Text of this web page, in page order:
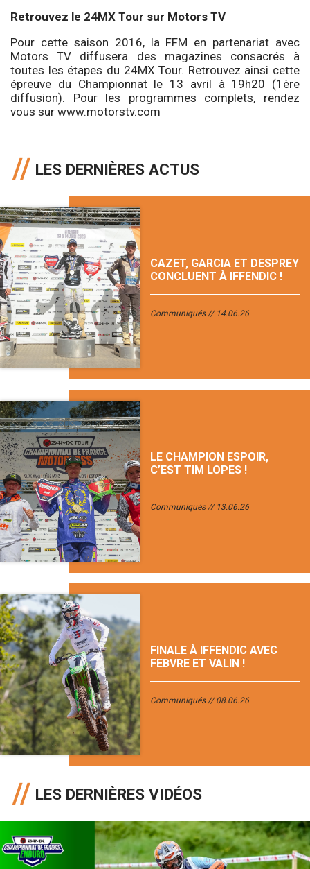
Retrouvez le 24MX Tour sur Motors TV
Pour cette saison 2016, la FFM en partenariat avec
Motors TV diffusera des magazines consacrés à
toutes les étapes du 24MX Tour. Retrouvez ainsi cette
épreuve du Championnat le 13 avril à 19h20 (1ère
diffusion). Pour les programmes complets, rendez
vous sur www.motorstv.com
LES DERNIÈRES ACTUS
CAZET, GARCIA ET DESPREY
CONCLUENT À IFFENDIC !
Communiqués 14.06.26
LE CHAMPION ESPOIR,
C’EST TIM LOPES !
Communiqués 13.06.26
FINALE À IFFENDIC AVEC
FEBVRE ET VALIN !
Communiqués 08.06.26
LES DERNIÈRES VIDÉOS